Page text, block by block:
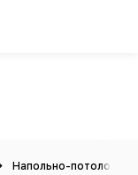
Напольно-